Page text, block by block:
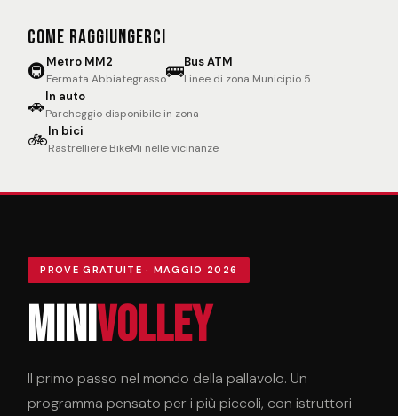
Come raggiungerci
🚇Metro MM2
Fermata Abbiategrasso🚌Bus ATM
Linee di zona Municipio 5
🚗In auto
Parcheggio disponibile in zona
🚲In bici
Rastrelliere BikeMi nelle vicinanze
PROVE GRATUITE · MAGGIO 2026
Minivolley
Il primo passo nel mondo della pallavolo. Un
programma pensato per i più piccoli, con istruttori